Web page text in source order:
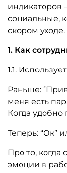
индикаторов
социальные,
скором уходе.
1. Как
1.1.
Раньше:
меня есть
Когда удобно
Теперь: “Ок”
Про то, когда
эмоции в